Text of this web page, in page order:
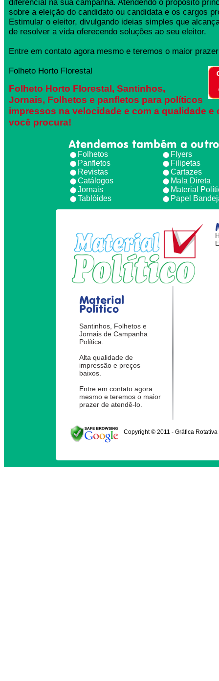
diferencial na sua campanha. Atendendo o propósito
sobre a eleição do candidato ou candidata e os cargos
Estimular o eleitor, divulgando ideias simples que
de resolver a vida oferecendo soluções ao seu eleitor.
Entre em contato agora mesmo e teremos o maior
Folheto Horto Florestal
Folheto Horto Florestal, Santinhos,
Jornais, Folhetos e panfletos para políticos
impressos na velocidade e com a qualidade e
você procura!
Atendemos também a
Folhetos
Panfletos
Revistas
Catálogos
Jornais
Tablóides
Flyers
Filipetas
Cartazes
Mala Direta
Material
Papel
Material
Político
Santinhos, Folhetos e
Jornais de Campanha
Política.
Alta qualidade de
impressão e preços
baixos.
Entre em contato agora
mesmo e teremos o maior
prazer de atendê-lo.
Copyright © 2011 - Gráfica